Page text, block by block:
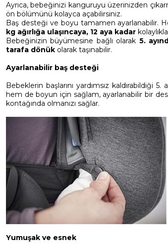
Ayrıca, bebeğinizi kanguruyu üzerinizden
ön bölümünü kolayca açabilirsiniz.
Baş desteği ve boyu tamamen ayarlanabilir.
kg ağırlığa ulaşıncaya, 12 aya kadar
Bebeğinizin büyümesine bağlı olarak 5.
tarafa dönük olarak taşınabilir.
Ayarlanabilir baş desteği
Bebeklerin başlarını yardımsız kaldırabildiği
hem de boyun için sağlam, ayarlanabilir bir
kontağında olmanızı sağlar.
Yumuşak ve esnek